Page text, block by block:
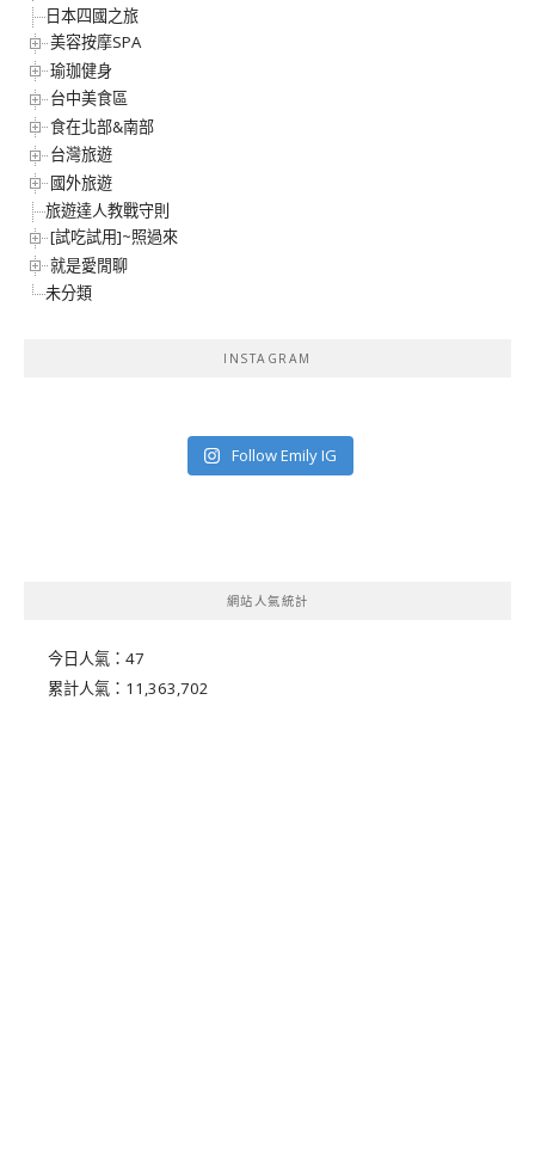
日本四國之旅
美容按摩SPA
瑜珈健身
台中美食區
食在北部&南部
台灣旅遊
國外旅遊
旅遊達人教戰守則
[試吃試用]~照過來
就是愛閒聊
未分類
INSTAGRAM
Follow Emily IG
網站人氣統計
今日人氣： 47
累計人氣： 11,363,702